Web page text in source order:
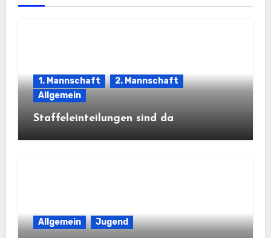
1. Mannschaft
2. Mannschaft
Allgemein
Staffeleinteilungen sind da
Allgemein Jugend